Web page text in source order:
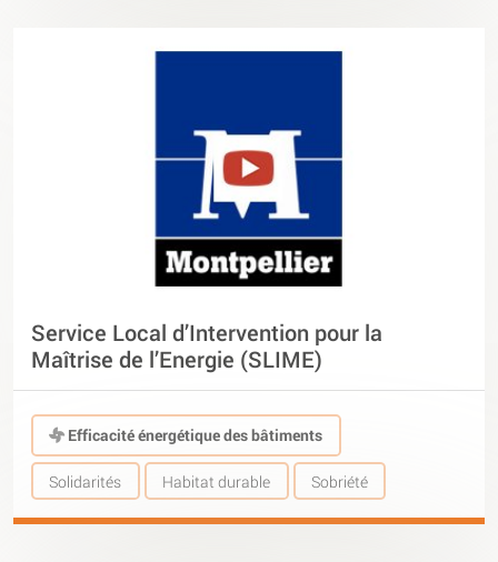
Service Local d’Intervention pour la
Maîtrise de l’Energie (SLIME)
Efficacité énergétique des bâtiments
Solidarités Habitat durable Sobriété